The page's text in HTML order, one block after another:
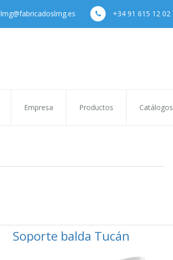
lmg@fabricadoslmg.es +34 91 615 12 02
Empresa Productos Catálogos
Soporte balda Tucán